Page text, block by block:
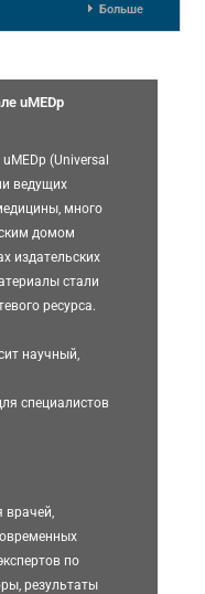
Больше
uMEDp
(Universal
ведущих
много
домом
издательских
стали
ресурса.
научный,
специалистов
врачей,
по
результаты